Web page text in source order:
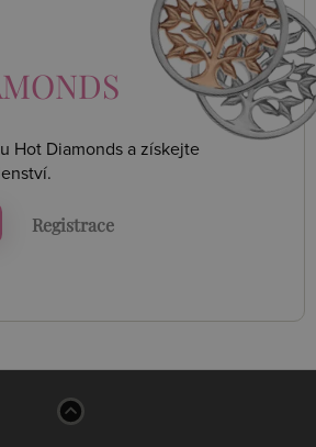
Hot Diamonds a získejte
Registrace